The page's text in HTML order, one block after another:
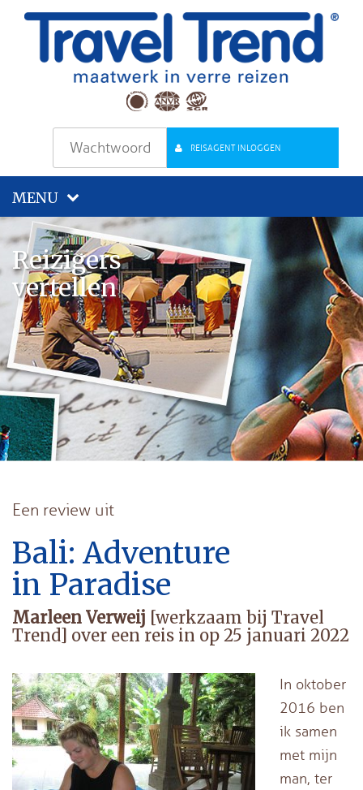
REISAGENT INLOGGEN
MENU
Reizigers
vertellen
Een review uit
Bali: Adventure
in Paradise
Marleen Verweij [werkzaam bij Travel
Trend] over een reis in op 25 januari 2022
In oktober
2016 ben
ik samen
met mijn
man, ter